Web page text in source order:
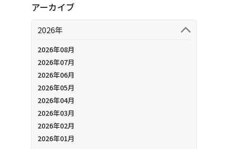
アーカイブ
2026年
2026年08月
2026年07月
2026年06月
2026年05月
2026年04月
2026年03月
2026年02月
2026年01月